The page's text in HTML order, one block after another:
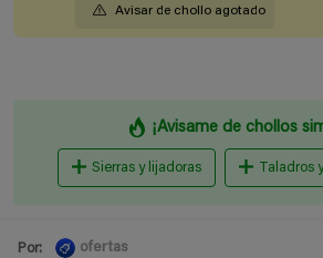
Avisar de chollo agotado
¡Avisame de chollos
Sierras y lijadoras Taladros
Por: ofertas